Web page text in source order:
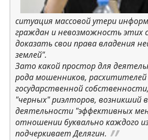
ситуация массовой утери
граждан и невозможность этих
доказать свои права владения
землей".
Зато какой простор для
рода мошенников, расхитителей
государственной
"черных" риэлторов, возникший
деятельности "эффективных
отношении буквально каждого
подчеркивает Делягин.